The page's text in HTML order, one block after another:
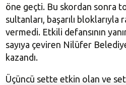
öne geçti. Bu skordan sonra
sultanları, başarılı
vermedi. Etkili defansının
sayıya çeviren Nilüfer
kazandı.
Üçüncü sette etkin olan ve